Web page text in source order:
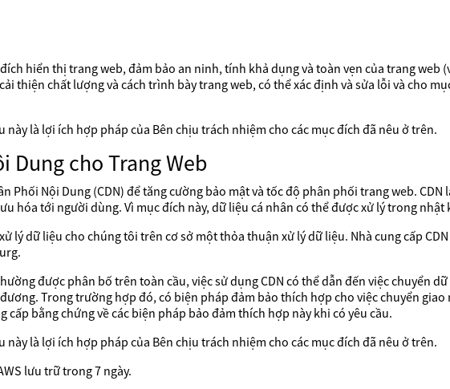
hiển thị trang web, đảm bảo an ninh, tính khả dụng và toàn vẹn của trang web
thiện chất lượng và cách trình bày trang web, có thể xác định và sửa lỗi và cho
này là lợi ích hợp pháp của Bên chịu trách nhiệm cho các mục đích đã nêu ở trên.
Dung cho Trang Web
Phối Nội Dung (CDN) để tăng cường bảo mật và tốc độ phân phối trang web.
hóa tới người dùng. Vì mục đích này, dữ liệu cá nhân có thể được xử lý trong nhật
lý dữ liệu cho chúng tôi trên cơ sở một thỏa thuận xử lý dữ liệu. Nhà cung cấp
được phân bố trên toàn cầu, việc sử dụng CDN có thể dẫn đến việc chuyển
Trong trường hợp đó, có biện pháp đảm bảo thích hợp cho việc chuyển
cấp bằng chứng về các biện pháp bảo đảm thích hợp này khi có yêu cầu.
này là lợi ích hợp pháp của Bên chịu trách nhiệm cho các mục đích đã nêu ở trên.
lưu trữ trong 7 ngày.